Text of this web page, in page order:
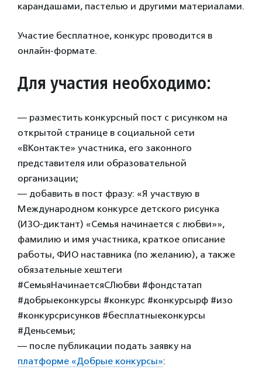
карандашами, пастелью и другими материалами.
Участие бесплатное, конкурс проводится в
онлайн-формате.
Для участия необходимо:
— разместить конкурсный пост с рисунком на
открытой странице в социальной сети
«ВКонтакте» участника, его законного
представителя или образовательной
организации;
— добавить в пост фразу: «Я участвую в
Международном конкурсе детского рисунка
(ИЗО-диктант) «Семья начинается с любви»»,
фамилию и имя участника, краткое описание
работы, ФИО наставника (по желанию), а также
обязательные хештеги
#СемьяНачинаетсяСЛюбви #фондстатап
#добрыеконкурсы #конкурс #конкурсырф #изо
#конкурсрисунков #бесплатныеконкурсы
#Деньсемьи;
— после публикации подать заявку на
платформе «Добрые конкурсы»: